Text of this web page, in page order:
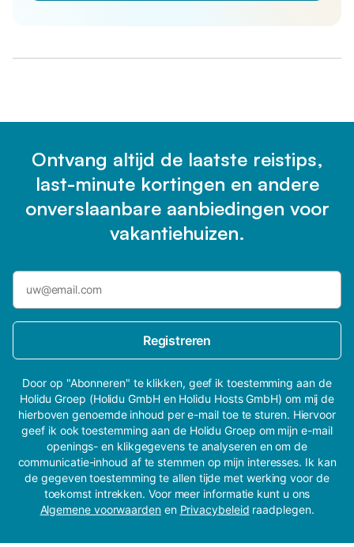
Ontvang altijd de laatste reistips,
last-minute kortingen en andere
onverslaanbare aanbiedingen voor
vakantiehuizen.
Registreren
Door op "Abonneren" te klikken, geef ik toestemming aan de
Holidu Groep (Holidu GmbH en Holidu Hosts GmbH) om mij de
hierboven genoemde inhoud per e-mail toe te sturen. Hiervoor
geef ik ook toestemming aan de Holidu Groep om mijn e-mail
openings- en klikgegevens te analyseren en om de
communicatie-inhoud af te stemmen op mijn interesses. Ik kan
de gegeven toestemming te allen tijde met werking voor de
toekomst intrekken. Voor meer informatie kunt u ons
Algemene voorwaardenen Privacybeleid raadplegen.